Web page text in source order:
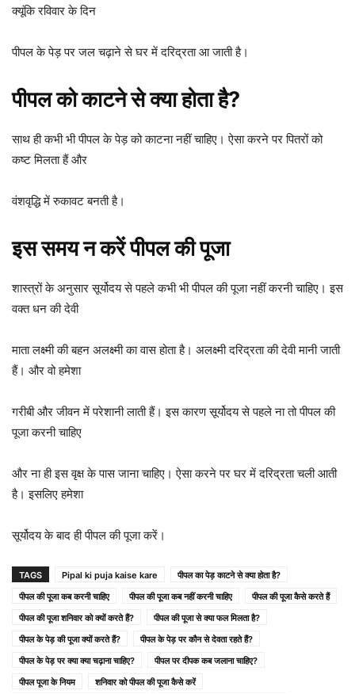
क्यूंकि रविवार के दिन
पीपल के पेड़ पर जल चढ़ाने से घर में दरिद्रता आ जाती है।
पीपल को काटने से क्या होता है?
साथ ही कभी भी पीपल के पेड़ को काटना नहीं चाहिए। ऐसा करने पर पितरों को
कष्ट मिलता हैं और
वंशवृद्धि में रुकावट बनती है।
इस समय न करें पीपल की पूजा
शास्त्रों के अनुसार सूर्योदय से पहले कभी भी पीपल की पूजा नहीं करनी चाहिए। इस
वक्त धन की देवी
माता लक्ष्मी की बहन अलक्ष्मी का वास होता है। अलक्ष्मी दरिद्रता की देवी मानी जाती
हैं। और वो हमेशा
गरीबी और जीवन में परेशानी लाती हैं। इस कारण सूर्योदय से पहले ना तो पीपल की
पूजा करनी चाहिए
और ना ही इस वृक्ष के पास जाना चाहिए। ऐसा करने पर घर में दरिद्रता चली आती
है। इसलिए हमेशा
सूर्योदय के बाद ही पीपल की पूजा करें।
TAGS Pipal ki puja kaise kare
पीपल का पेड़ काटने से क्या होता है?
पीपल की पूजा कब करनी चाहिए
पीपल की पूजा कब नहीं करनी चाहिए
पीपल की पूजा कैसे करते हैं
पीपल की पूजा शनिवार को क्यों करते हैं?
पीपल की पूजा से क्या फल मिलता है?
पीपल के पेड़ की पूजा क्यों करते हैं?
पीपल के पेड़ पर कौन से देवता रहते हैं?
पीपल के पेड़ पर क्या क्या चढ़ाना चाहिए?
पीपल पर दीपक कब जलाना चाहिए?
पीपल पूजा के नियम
शनिवार को पीपल की पूजा कैसे करें